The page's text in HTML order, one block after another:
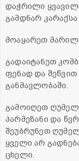
დაჭრილი
გამდნარ
მოაყარეთ
გადაიტანეთ
ფენად და
განმავლობაში.
გამოიღეთ
პარმეზანი და
შეუბრუნეთ
ყველი არ
ცხელი.